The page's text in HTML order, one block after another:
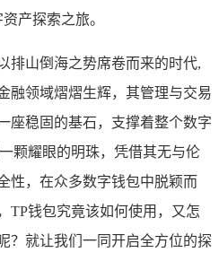
产探索之旅。
排山倒海之势席卷而来的时代,
融领域熠熠生辉，其管理与交易
座稳固的基石，支撑着整个数字
颗耀眼的明珠，凭借其无与伦
性，在众多数字钱包中脱颖而
TP钱包究竟该如何使用，又怎
？就让我们一同开启全方位的探